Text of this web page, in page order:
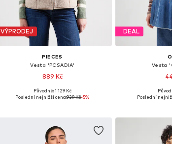
VÝPRODEJ
PIECES
Vesta 'PCSADIA'
889 Kč
+ 1
Dostupné velikosti: XS, S, M, L, XL, XXL
Původně: 1 129 Kč
Poslední nejnižší cena:939 Kč-5%
DEAL
Vesta
Dostupné
Poslední